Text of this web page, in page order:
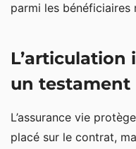
parmi les bénéficiaires
L’articulation
un testament
L’assurance vie
placé sur le contrat,